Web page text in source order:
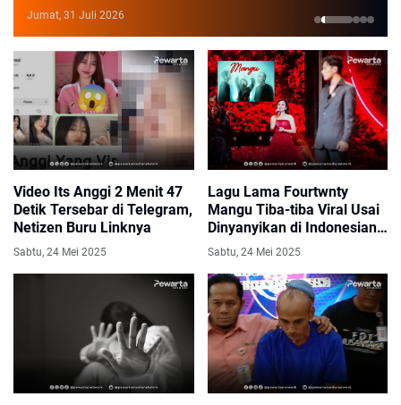
Jumat, 31 Juli 2026 1 2 345
Video Its Anggi 2 Menit 47
Detik Tersebar di Telegram,
Netizen Buru Linknya
Sabtu, 24 Mei 2025
Lagu Lama Fourtwnty
Mangu Tiba-tiba Viral Usai
Dinyanyikan di Indonesian
Idol
Sabtu, 24 Mei 2025